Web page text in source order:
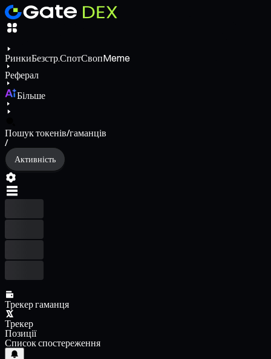
РинкиБезстр.СпотСвопMeme
Реферал
Більше
Пошук токенів/гаманців
/
Активність
Трекер гаманця
Трекер
Позиції
Список спостереження